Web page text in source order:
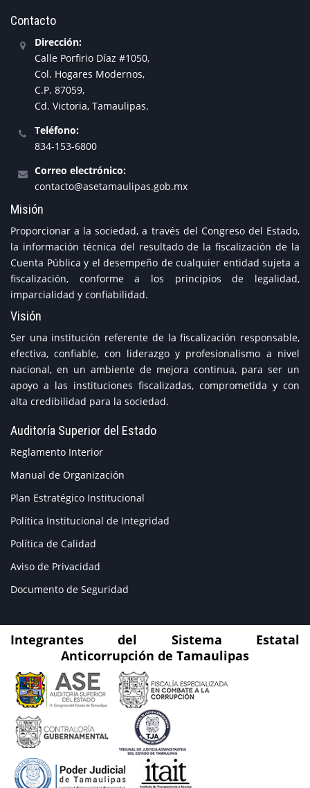
Contacto
Dirección:
Calle Porfirio Díaz #1050,
Col. Hogares Modernos,
C.P. 87059,
Cd. Victoria, Tamaulipas.
Teléfono:
834-153-6800
Correo electrónico:
contacto@asetamaulipas.gob.mx
Misión
Proporcionar a la sociedad, a través del Congreso del Estado,
la información técnica del resultado de la fiscalización de la
Cuenta Pública y el desempeño de cualquier entidad sujeta a
fiscalización, conforme a los principios de legalidad,
imparcialidad y confiabilidad.
Visión
Ser una institución referente de la fiscalización responsable,
efectiva, confiable, con liderazgo y profesionalismo a nivel
nacional, en un ambiente de mejora continua, para ser un
apoyo a las instituciones fiscalizadas, comprometida y con
alta credibilidad para la sociedad.
Auditoría Superior del Estado
Reglamento Interior
Manual de Organización
Plan Estratégico Institucional
Política Institucional de Integridad
Política de Calidad
Aviso de Privacidad
Documento de Seguridad
Integrantes del Sistema Estatal
Anticorrupción de Tamaulipas